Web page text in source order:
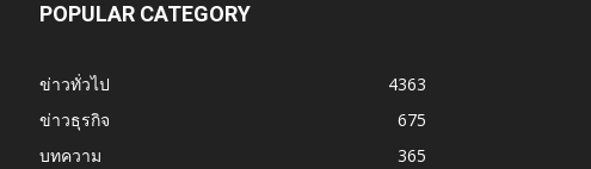
POPULAR CATEGORY
ข่าวทั่วไป
4363
ข่าวธุรกิจ
675
บทความ
365